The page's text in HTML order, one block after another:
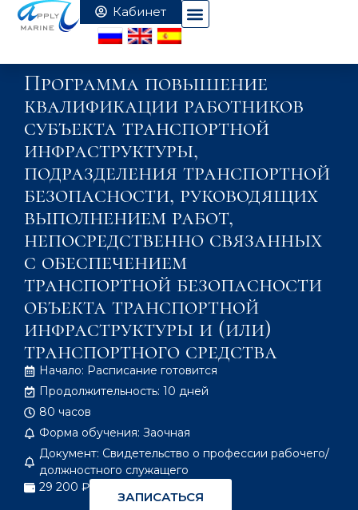
Программа повышение
квалификации работников
субъекта транспортной
инфраструктуры,
подразделения транспортной
безопасности, руководящих
выполнением работ,
непосредственно связанных
с обеспечением
транспортной безопасности
объекта транспортной
инфраструктуры и (или)
транспортного средства
Начало: Расписание готовится
Продолжительность: 10 дней
80 часов
Форма обучения: Заочная
Документ: Свидетельство о профессии рабочего/
должностного служащего
29 200 ₽
ЗАПИСАТЬСЯ